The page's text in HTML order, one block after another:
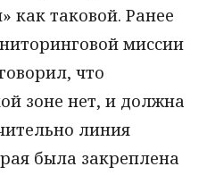
как таковой. Ранее
миссии
что
зоне нет, и должна
линия
была закреплена